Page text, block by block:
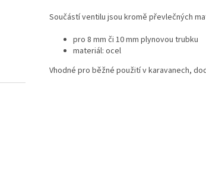
Součástí ventilu jsou kromě převlečných
pro 8 mm či 10 mm plynovou trubku
materiál: ocel
Vhodné pro běžné použití v karavanech,